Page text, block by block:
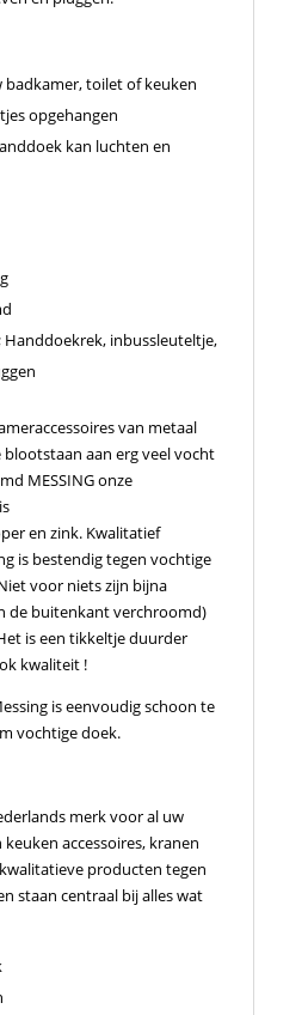
badkamer, toilet of keuken
opgehangen
kan luchten en
Handdoekrek, inbussleuteltje,
van metaal
aan erg veel vocht
MESSING onze
en zink. Kwalitatief
is bestendig tegen vochtige
voor niets zijn bijna
de buitenkant verchroomd)
is een tikkeltje duurder
kwaliteit !
is eenvoudig schoon te
vochtige doek.
merk voor al uw
accessoires, kranen
producten tegen
staan centraal bij alles wat